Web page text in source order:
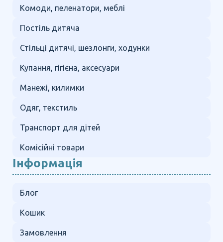
Комоди, пеленатори, меблі
Постіль дитяча
Стільці дитячі, шезлонги, ходунки
Купання, гігієна, аксесуари
Манежі, килимки
Одяг, текстиль
Транспорт для дітей
Комісійні товари
Інформація
Блог
Кошик
Замовлення